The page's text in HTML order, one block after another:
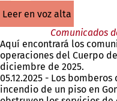
leer en voz alta
Comunicados
Aquí encontrará los
operaciones del Cuerpo
diciembre de 2025.
05.12.2025 - Los
incendio de un piso en